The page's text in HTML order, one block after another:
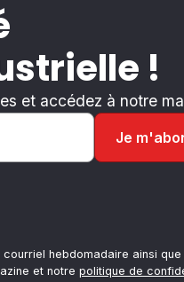
!
et accédez à notre
hebdomadaire ainsi que
et notre politique de